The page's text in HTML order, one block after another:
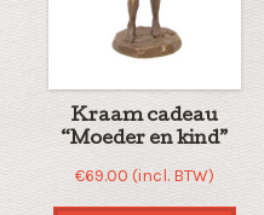
Kraam cadeau
“Moeder en kind”
€69.00 (incl. BTW)